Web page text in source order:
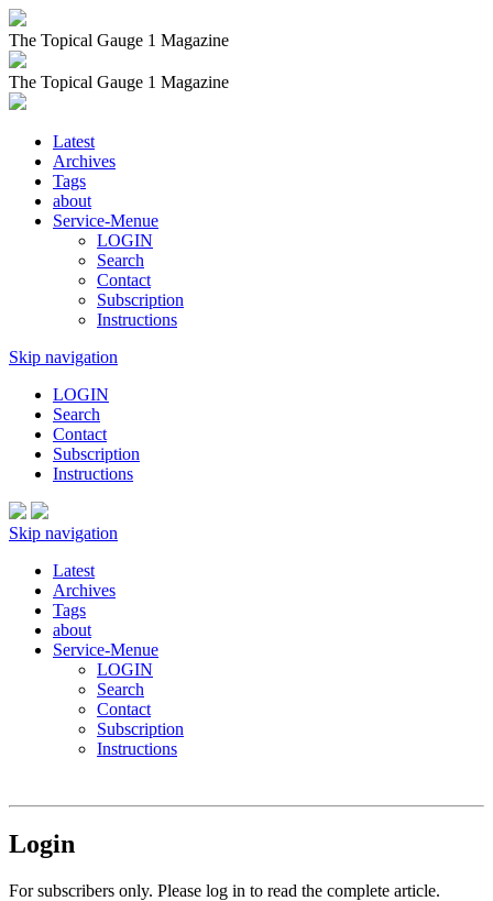
The Topical Gauge 1 Magazine
The Topical Gauge 1 Magazine
Latest
Archives
Tags
about
Service-Menue
LOGIN
Search
Contact
Subscription
Instructions
Skip navigation
LOGIN
Search
Contact
Subscription
Instructions
Skip navigation
Latest
Archives
Tags
about
Service-Menue
LOGIN
Search
Contact
Subscription
Instructions
Login
For subscribers only. Please log in to read the complete article.